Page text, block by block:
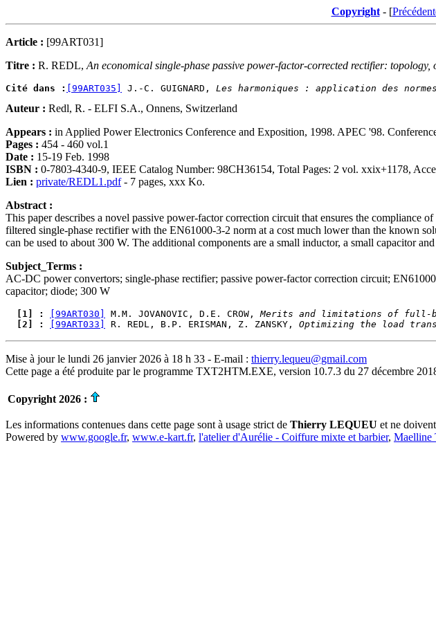
Copyright- [
Article : [99ART031]
Titre : R. REDL, An economical single-phase passive power-factor-corrected rectifier:
Cité dans : [99ART035] J.-C. GUIGNARD, Les harmoniques : application des normes
Auteur : Redl, R. - ELFI S.A., Onnens, Switzerland
Appears : in Applied Power Electronics Conference and Exposition, 1998. APEC '98.
Pages : 454 - 460 vol.1
Date : 15-19 Feb. 1998
ISBN : 0-7803-4340-9, IEEE Catalog Number: 98CH36154, Total Pages: 2 vol. xxix+1178,
Lien : private/REDL1.pdf- 7 pages, xxx Ko.
Abstract :
This paper describes a novel passive power-factor correction circuit that ensures the compliance
filtered single-phase rectifier with the EN61000-3-2 norm at a cost much lower than the known
can be used to about 300 W. The additional components are a small inductor, a small capacitor
Subject_Terms :
AC-DC power convertors; single-phase rectifier; passive power-factor correction circuit;
capacitor; diode; 300 W
  [1] :
[99ART030] M.M. JOVANOVIC, D.E. CROW, Merits and limitations of full-
  [2] :
[99ART033] R. REDL, B.P. ERISMAN, Z. ZANSKY, Optimizing the load
Mise à jour le lundi 26 janvier 2026 à 18 h 33 - E-mail : thierry.lequeu@gmail.com
Cette page a été produite par le programme TXT2HTM.EXE, version 10.7.3 du 27 décembre
Copyright 2026 :
Les informations contenues dans cette page sont à usage strict de Thierry LEQUEU et ne
Powered by www.google.fr, www.e-kart.fr, l'atelier d'Aurélie - Coiffure mixte et barbier, Maelline